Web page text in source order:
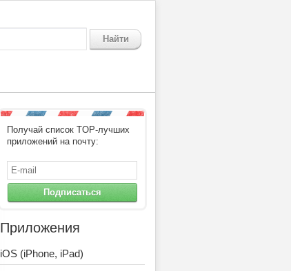
Найти
Получай список TOP-лучших
приложений на почту:
Подписаться
Приложения
iOS (iPhone, iPad)